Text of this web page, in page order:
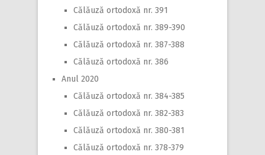
Călăuză ortodoxă nr. 391
Călăuză ortodoxă nr. 389-390
Călăuză ortodoxă nr. 387-388
Călăuză ortodoxă nr. 386
Anul 2020
Călăuză ortodoxă nr. 384-385
Călăuză ortodoxă nr. 382-383
Călăuză ortodoxă nr. 380-381
Călăuză ortodoxă nr. 378-379